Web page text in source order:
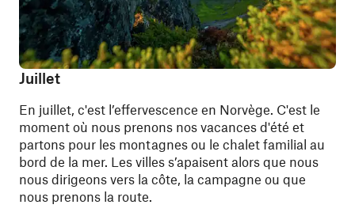
Juillet
En juillet, c'est l’effervescence en Norvège. C'est le
moment où nous prenons nos vacances d'été et
partons pour les montagnes ou le chalet familial au
bord de la mer. Les villes s’apaisent alors que nous
nous dirigeons vers la côte, la campagne ou que
nous prenons la route.